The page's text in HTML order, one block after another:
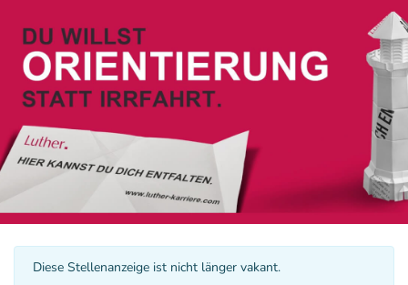
Diese Stellenanzeige ist nicht länger vakant.